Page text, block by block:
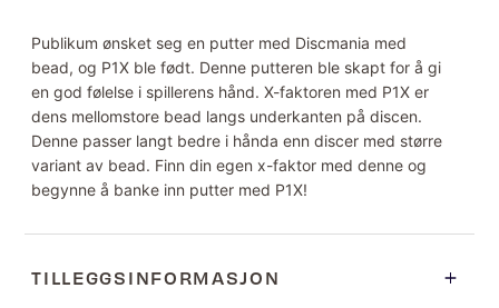
Publikum ønsket seg en putter med Discmania med
bead, og P1X ble født. Denne putteren ble skapt for å gi
en god følelse i spillerens hånd. X-faktoren med P1X er
dens mellomstore bead langs underkanten på discen.
Denne passer langt bedre i hånda enn discer med større
variant av bead. Finn din egen x-faktor med denne og
begynne å banke inn putter med P1X!
TILLEGGSINFORMASJON